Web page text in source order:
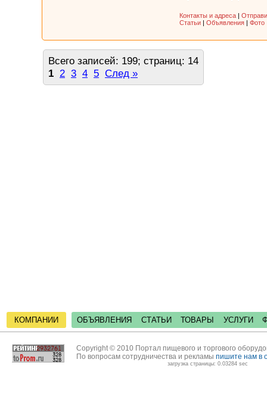
Контакты и адреса |
Статьи | Объявления | Фото
Всего записей: 199; страниц: 14
1 2 3 4 5 След »
КОМПАНИИ ОБЪЯВЛЕНИЯ СТАТЬИ ТОВАРЫ УСЛУГИ
Copyright © 2010 Портал пищевого и торгового
По вопросам сотрудничества и рекламы пишите нам в
загрузка страницы: 0.03284 sec